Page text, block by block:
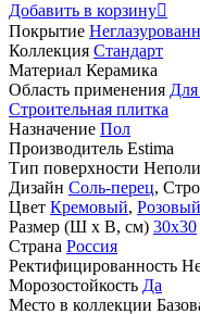
Добавить в корзину
Покрытие
Коллекция Стандарт
Материал Керамика
Область применения Для
Строительная плитка
Назначение Пол
Производитель Estima
Тип поверхности
Дизайн Соль-перец,
Цвет Кремовый, Розовый
Размер (Ш х В, см) 30х30
Страна Россия
Ректифицированность
Морозостойкость Да
Место в коллекции